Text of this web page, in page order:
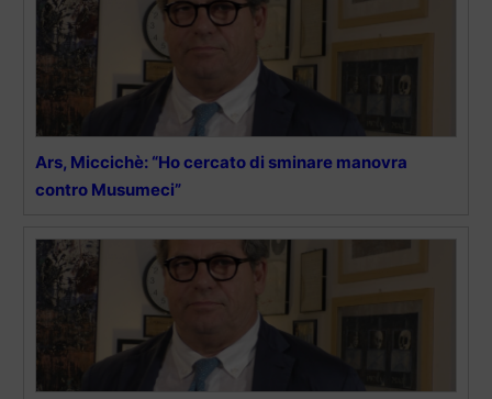
Ars, Miccichè: “Ho cercato di sminare manovra
contro Musumeci”